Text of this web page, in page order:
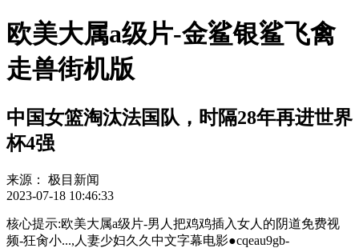
欧美大属a级片-金鲨银鲨飞禽
走兽街机版
中国女篮淘汰法国队，时隔28年再进世界
杯4强
来源：
极目新闻
2023-07-18 10:46:33
核心提示:欧美大属a级片-男人把鸡鸡插入女人的阴道免费视
频-狂肏小...,人妻少妇久久中文字幕电影●cqeau9gb-